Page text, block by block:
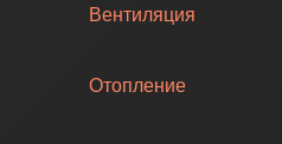
Вентиляция
Отопление